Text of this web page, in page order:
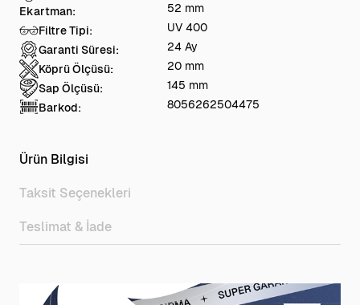
Ekartman:
52 mm
Filtre Tipi:
UV 400
Garanti Süresi:
24 Ay
Köprü Ölçüsü:
20 mm
Sap Ölçüsü:
145 mm
Barkod:
8056262504475
Ürün Bilgisi
Taksit Seçenekleri
Teslimat & İade